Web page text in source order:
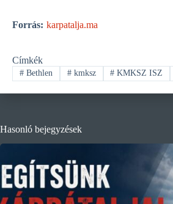
Forrás: karpatalja.ma
Címkék
#Bethlen #kmksz # KMKSZ ISZ
Hasonló bejegyzések